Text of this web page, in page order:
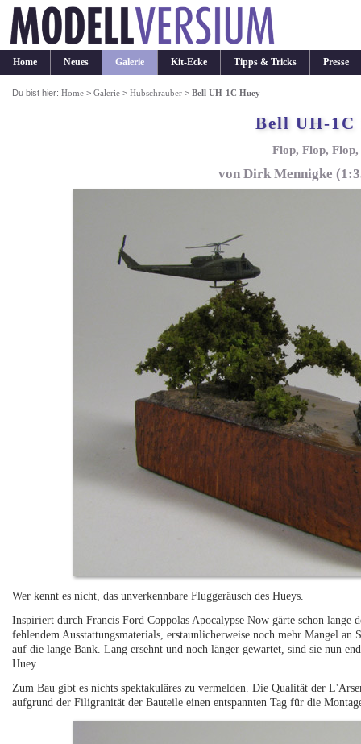
Home Neues Galerie Kit-Ecke Tipps & Tricks Presse
Du bist hier:Home >Galerie >Hubschrauber >Bell UH-1C Huey
Bell UH-1C
Flop, Flop,
von Dirk Mennigke
Wer kennt es nicht, das unverkennbare Fluggeräusch des Hueys.
Inspiriert durch Francis Ford Coppolas Apocalypse Now gärte schon
fehlendem Ausstattungsmaterials, erstaunlicherweise noch mehr Mangel
auf die lange Bank. Lang ersehnt und noch länger gewartet, sind sie nun
Huey.
Zum Bau gibt es nichts spektakuläres zu vermelden. Die Qualität der
aufgrund der Filigranität der Bauteile einen entspannten Tag für die